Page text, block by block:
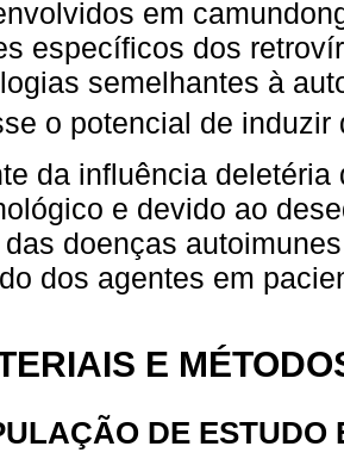
em
específicos dos
semelhantes à
o potencial de induzir
da influência
e devido ao
doenças
dos agentes em
E
DE ESTUDO